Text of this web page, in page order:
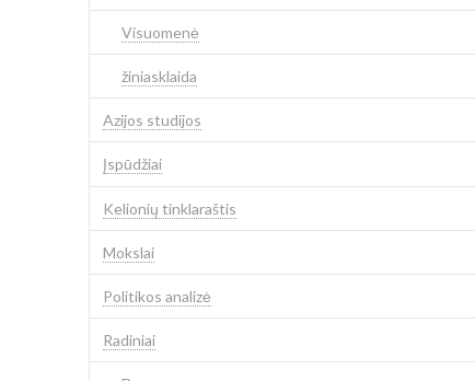
Visuomenė
žiniasklaida
Azijos studijos
Įspūdžiai
Kelionių tinklaraštis
Mokslai
Politikos analizė
Radiniai